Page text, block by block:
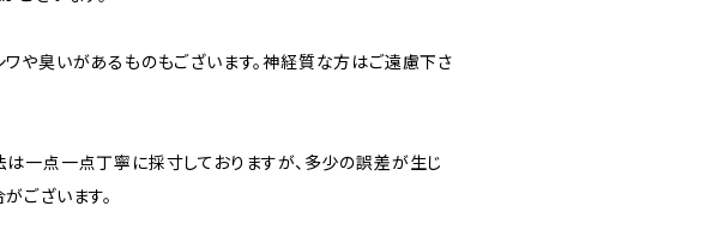
や臭いがあるものもございます。神経質な方はご遠慮下さ
一点一点丁寧に採寸しておりますが、多少の誤差が生じ
ございます。